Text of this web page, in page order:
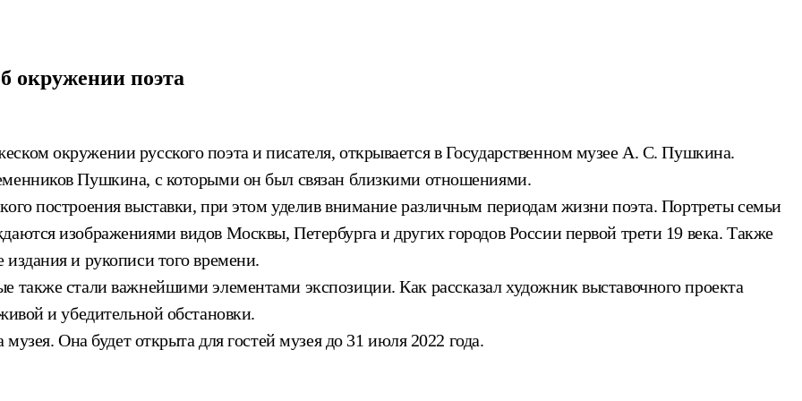
окружении поэта
окружении русского поэта и писателя, открывается в Государственном музее А. С. Пушкина.
Пушкина, с которыми он был связан близкими отношениями.
построения выставки, при этом уделив внимание различным периодам жизни поэта. Портреты семьи
изображениями видов Москвы, Петербурга и других городов России первой трети 19 века. Также
и рукописи того времени.
также стали важнейшими элементами экспозиции. Как рассказал художник выставочного проекта
и убедительной обстановки.
Она будет открыта для гостей музея до 31 июля 2022 года.